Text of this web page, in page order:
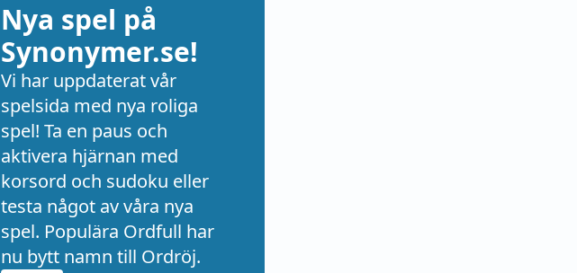
Nya spel på
Synonymer.se!
Vi har uppdaterat vår
spelsida med nya roliga
spel! Ta en paus och
aktivera hjärnan med
korsord och sudoku eller
testa något av våra nya
spel. Populära Ordfull har
nu bytt namn till Ordröj.